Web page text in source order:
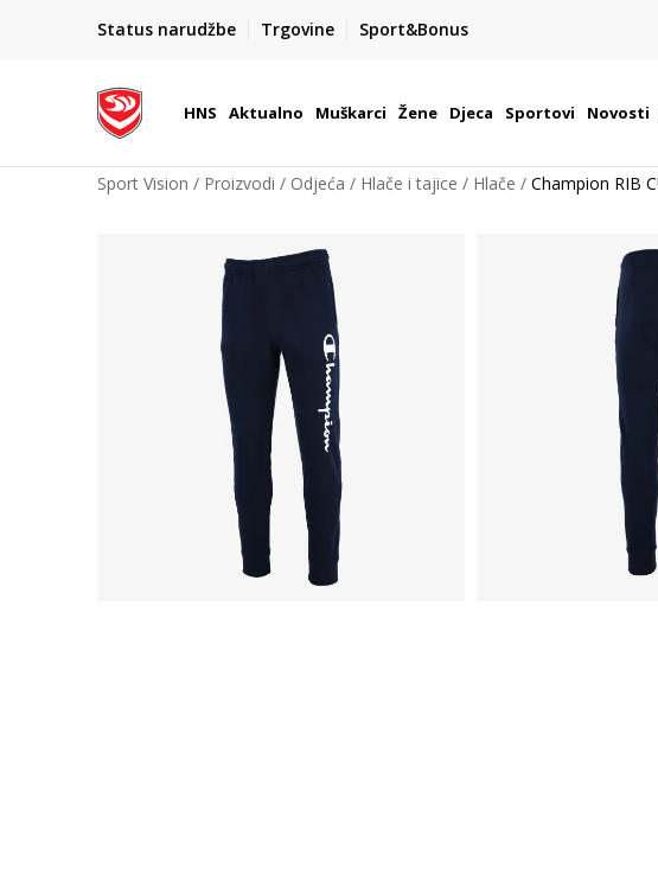
Status narudžbe Trgovine Sport&Bonus
BOX NOW
Dostava 1,50 €
| Više od 800 paketomata u Hrvatskoj
HNS Aktualno Muškarci Žene Djeca Sportovi Novosti
Sport Vision Proizvodi Odjeća Hlače i tajice Hlače Champion RIB